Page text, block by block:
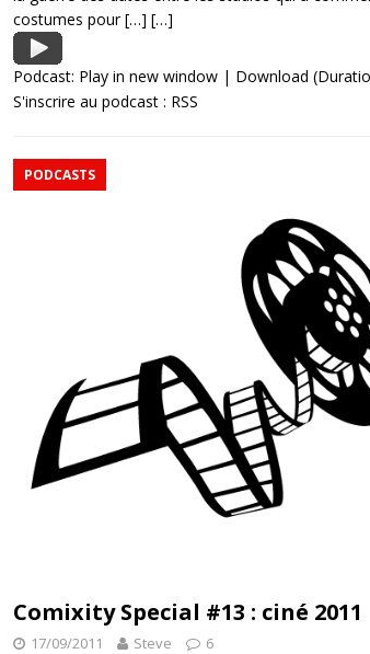
costumes pour[…] […]
Podcast: Play in new window | Download
S'inscrire au podcast : RSS
PODCASTS
Comixity Special #13 : ciné 2011
17/09/2011 Steve 6